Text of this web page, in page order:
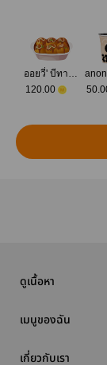
ออยวี่' บีทาเก้น
120.00
ดูเนื้อหา
เมนูของฉัน
เกี่ยวกับเรา